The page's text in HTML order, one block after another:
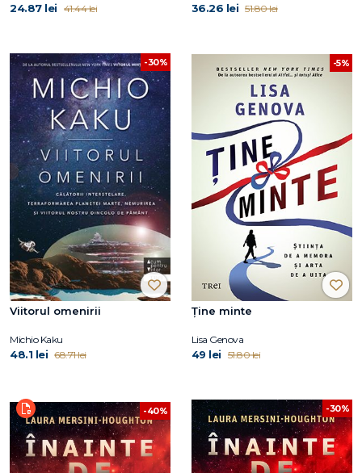
24.87 lei 41.44 lei 36.26 lei 51.80 lei
-30%
Viitorul omenirii
Michio Kaku
48.1 lei 68.71 lei
-5%
Ține minte
Lisa Genova
49 lei 51.80 lei
-40% -30%